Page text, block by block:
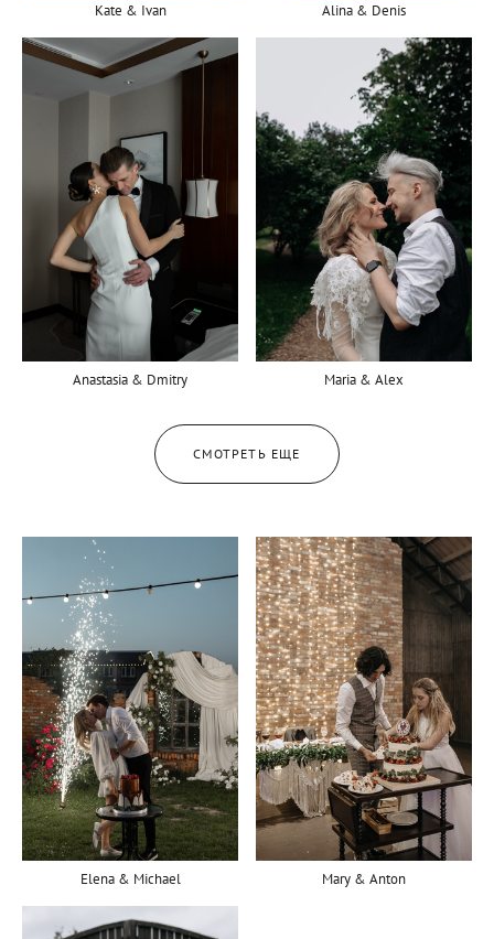
Kate & Ivan Alina & Denis
Anastasia & Dmitry Maria & Alex
СМОТРЕТЬ ЕЩЕ
Elena & Michael Mary & Anton